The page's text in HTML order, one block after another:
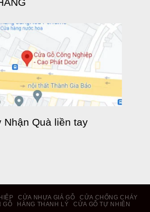
Nhận Quà liền tay
CỬA NHỰA GIẢ GỖ
CỬA CHỐNG CHÁY
GỖ
HÀNG THANH LÝ CỬA GỖ TỰ NHIÊN